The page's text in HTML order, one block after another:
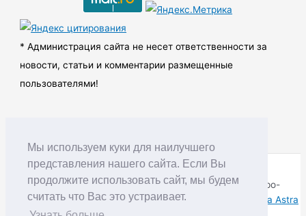
Мы используем куки для наилучшего
представления нашего сайта. Если Вы
продолжите использовать сайт, мы будем
считать что Вас это устраивает.
ы
* Администрация сайта не несет ответственности за
новости, статьи и комментарии размещенные
пользователями!
Copyright © RUDNIK.MOBI 28.06.2008 - 2026 | Северо-
Енисейский округ Красноярского края | Powered by
Тема Astra